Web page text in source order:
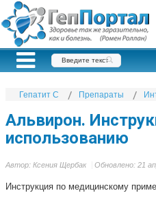
Гепатит С Препараты
Альвирон.
использованию
Автор: Ксения Щербак Обновлено: 21
Инструкция по медицинскому